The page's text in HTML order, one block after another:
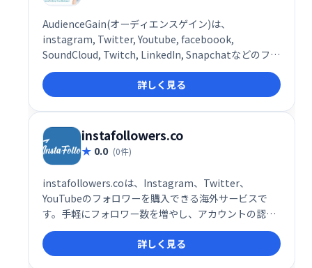
AudienceGain(オーディエンスゲイン)は、
instagram, Twitter, Youtube, faceboook,
SoundCloud, Twitch, LinkedIn, Snapchatなどのフォ
ロワーが購入できる海外のサービスです。
詳しく見る
instafollowers.co
0.0 (0件)
instafollowers.coは、Instagram、Twitter、
YouTubeのフォロワーを購入できる海外サービスで
す。手軽にフォロワー数を増やし、アカウントの認知
度向上を目指したい方におすすめです。ただし、不正
なフォロワー増加はアカウント停止のリスクも伴いま
すので、利用にはご注意ください。
詳しく見る